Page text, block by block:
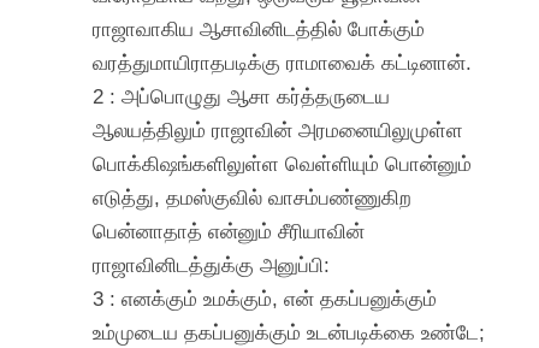
ராஜாவாகிய ஆசாவினிடத்தில் போக்கும்
வரத்துமாயிராதபடிக்கு ராமாவைக் கட்டினான்.
2 : அப்பொழுது ஆசா கர்த்தருடைய
ஆலயத்திலும் ராஜாவின் அரமனையிலுமுள்ள
பொக்கிஷங்களிலுள்ள வெள்ளியும் பொன்னும்
எடுத்து, தமஸ்குவில் வாசம்பண்ணுகிற
பென்னாதாத் என்னும் சீரியாவின்
ராஜாவினிடத்துக்கு அனுப்பி:
3 : எனக்கும் உமக்கும், என் தகப்பனுக்கும்
உம்முடைய தகப்பனுக்கும் உடன்படிக்கை உண்டே;